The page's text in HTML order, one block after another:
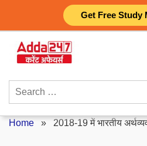
Get Free Study
content
Search
Home » 2018-19 में भारतीय